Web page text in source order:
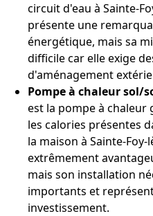
circuit d'eau à Sainte-
présente une
énergétique, mais sa
difficile car elle exige
d'aménagement
Pompe à chaleur sol/
est la pompe à
les calories présentes
la maison à Sainte-
extrêmement
mais son installation
importants et
investissement.